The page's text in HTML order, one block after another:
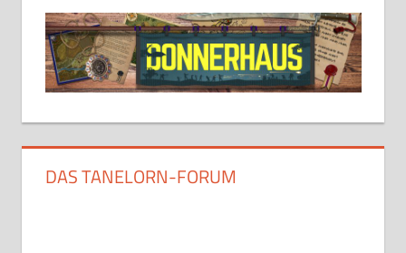
DAS TANELORN-FORUM